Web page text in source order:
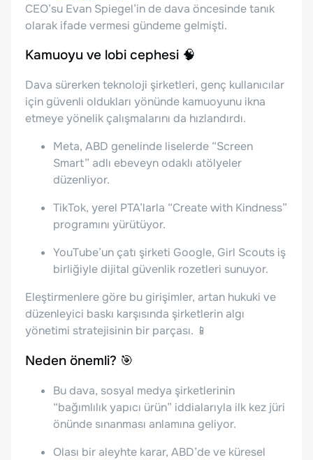
CEO’su Evan Spiegel’in de dava öncesinde tanık
olarak ifade vermesi gündeme gelmişti.
Kamuoyu ve lobi cephesi 🧠
Dava sürerken teknoloji şirketleri, genç kullanıcılar
için güvenli oldukları yönünde kamuoyunu ikna
etmeye yönelik çalışmalarını da hızlandırdı.
Meta, ABD genelinde liselerde “Screen
Smart” adlı ebeveyn odaklı atölyeler
düzenliyor.
TikTok, yerel PTA’larla “Create with Kindness”
programını yürütüyor.
YouTube’un çatı şirketi Google, Girl Scouts iş
birliğiyle dijital güvenlik rozetleri sunuyor.
Eleştirmenlere göre bu girişimler, artan hukuki ve
düzenleyici baskı karşısında şirketlerin algı
yönetimi stratejisinin bir parçası. 📱
Neden önemli? 🎯
Bu dava, sosyal medya şirketlerinin
“bağımlılık yapıcı ürün” iddialarıyla ilk kez jüri
önünde sınanması anlamına geliyor.
Olası bir aleyhte karar, ABD’de ve küresel